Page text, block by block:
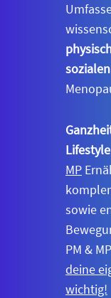
sozialen
MP
sowie
PM &
deine
wichtig!